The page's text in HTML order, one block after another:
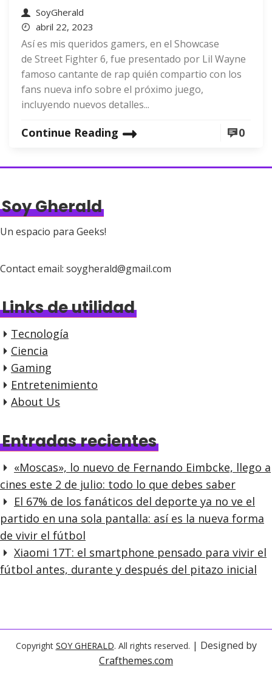
SoyGherald
abril 22, 2023
Así es mis queridos gamers, en el Showcase
de Street Fighter 6, fue presentado por Lil Wayne
famoso cantante de rap quién compartio con los
fans nueva info sobre el próximo juego,
incluyendo nuevos detalles...
Continue Reading 0
Soy Gherald
Un espacio para Geeks!
Contact email: soygherald@gmail.com
Links de utilidad
Tecnología
Ciencia
Gaming
Entretenimiento
About Us
Entradas recientes
«Moscas», lo nuevo de Fernando Eimbcke, llego a
cines este 2 de julio: todo lo que debes saber
El 67% de los fanáticos del deporte ya no ve el
partido en una sola pantalla: así es la nueva forma
de vivir el fútbol
Xiaomi 17T: el smartphone pensado para vivir el
fútbol antes, durante y después del pitazo inicial
Copyright SOY GHERALD. All rights reserved. | Designed by
Crafthemes.com